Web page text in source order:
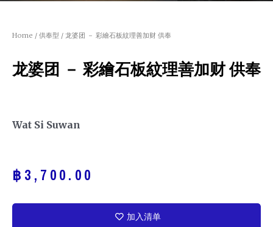
Home / 供奉型 / 龙婆团 － 彩繪石板紋理善加财 供奉
龙婆团 － 彩繪石板紋理善加财 供奉
Wat Si Suwan
฿ 3,700.00
加入清单